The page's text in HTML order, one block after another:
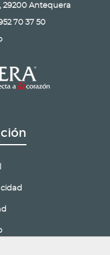
29200 Antequera
70 37 50